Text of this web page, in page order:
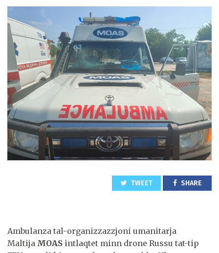
TWEET SHARE
Ambulanza tal-organizzazzjoni umanitarja
Maltija MOAS intlaqtet minn drone Russu tat-tip